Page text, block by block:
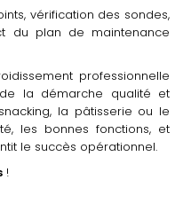
vérification des sondes,
du plan de maintenance
professionnelle
la démarche qualité et
la pâtisserie ou le
les bonnes fonctions, et
le succès opérationnel.
!